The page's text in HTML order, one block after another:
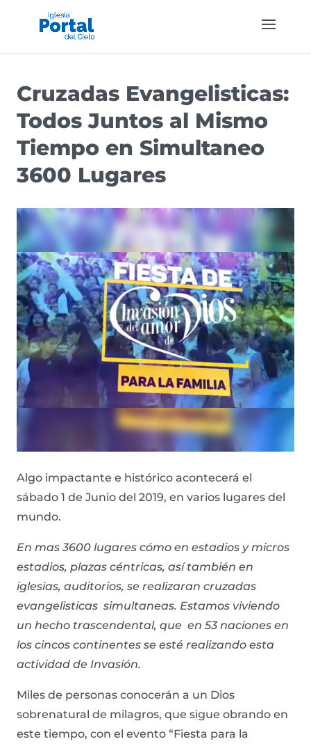
Cruzadas Evangelisticas:
Todos Juntos al Mismo
Tiempo en Simultaneo
3600 Lugares
Algo impactante e histórico acontecerá el
sábado 1 de Junio del 2019, en varios lugares del
mundo.
En mas 3600 lugares cómo en estadios y micros
estadios, plazas céntricas, así también en
iglesias, auditorios, se realizaran cruzadas
evangelisticas simultaneas. Estamos viviendo
un hecho trascendental, que en 53 naciones en
los cincos continentes se esté realizando esta
actividad de Invasión.
Miles de personas conocerán a un Dios
sobrenatural de milagros, que sigue obrando en
este tiempo, con el evento “Fiesta para la